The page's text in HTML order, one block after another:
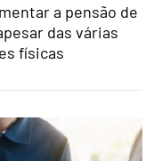
a pensão de
das várias
físicas